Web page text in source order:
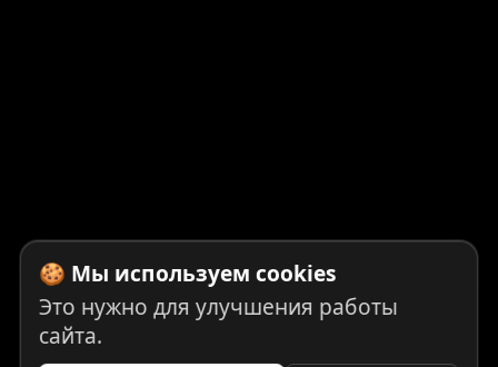
🍪 Мы используем cookies
Это нужно для улучшения работы
сайта.